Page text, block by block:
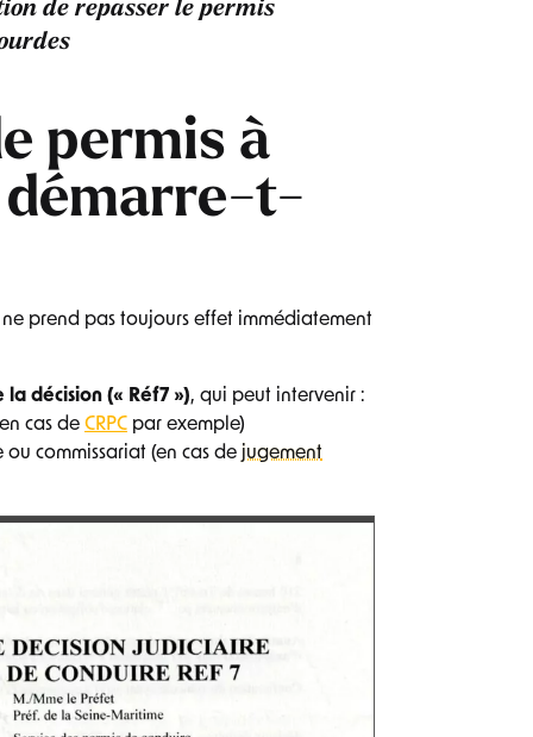
de repasser le permis
permis à
démarre-t-
prend pas toujours effet immédiatement
décision (« Réf7 »), qui peut intervenir :
cas de CRPC par exemple)
commissariat (en cas de jugement